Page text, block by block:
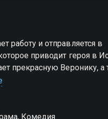
работу и отправляется в
приводит героя в
прекрасную Веронику, а
его жизнь.
Комедия